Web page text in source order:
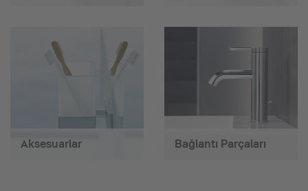
Aksesuarlar Bağlantı Parçaları